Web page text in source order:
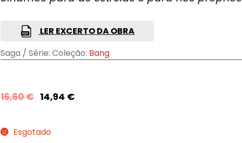
LER EXCERTO DA OBRA
Saga / Série: Coleção: Bang
16,60€ 14,94 €
Esgotado